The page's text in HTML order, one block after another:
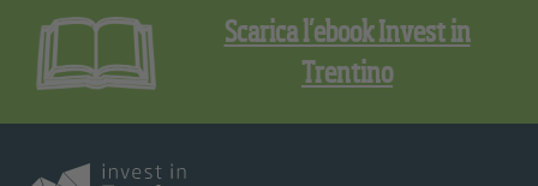
Scarica l’ebook Invest in
Trentino